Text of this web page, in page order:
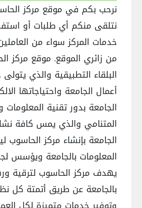
نرحب بكم في موقع مركز
نتلقى منكم أي طلبات أو
خدمات المركز سواء من
من زائري الموقع. موقع مركز
البلقاء التطبيقية والذي
أعمال الجامعة واحتياجاتها
الجامعة بدور تقنية المعلومات
المتنامي والذي يمس كافة
الجامعة بإنشاء مركز الحاسوب
المعلومات بالجامعة ويؤسس
يهدف مركز الحاسوب لترقية
بالجامعة عن طريق أتمتة كل